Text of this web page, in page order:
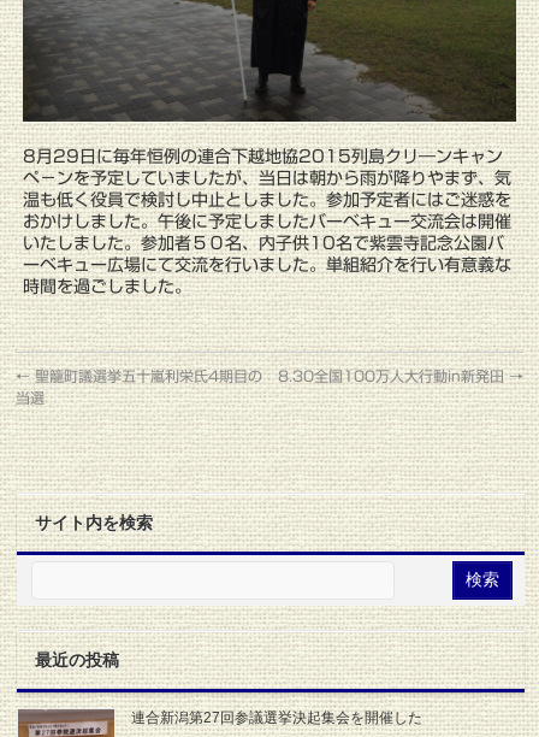
8月29日に毎年恒例の連合下越地協2015列島クリ―ンキャン
ペ－ンを予定していましたが、当日は朝から雨が降りやまず、気
温も低く役員で検討し中止としました。参加予定者にはご迷惑を
おかけしました。午後に予定しましたバーベキュー交流会は開催
いたしました。参加者５０名、内子供10名で紫雲寺記念公園バ
ーベキュー広場にて交流を行いました。単組紹介を行い有意義な
時間を過ごしました。
←聖籠町議選挙五十嵐利栄氏4期目の
当選
8.30全国100万人大行動in新発田→
サイト内を検索
最近の投稿
連合新潟第27回参議選挙決起集会を開催した